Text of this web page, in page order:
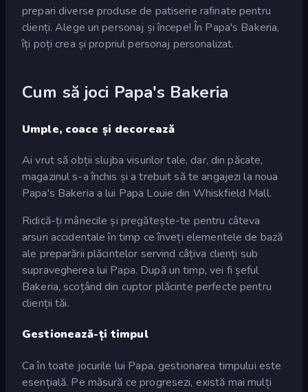
prepari diverse produse de patiserie rafinate pentru
clienți. Alege un personaj și începe! În Papa's Bakeria,
îți poți crea și propriul personaj personalizat.
Cum să joci Papa's Bakeria
Umple, coace și decorează
Ai vrut să obții slujba visurilor tale, dar, din păcate,
magazinul s-a închis și a trebuit să te angajezi la noua
Papa's Bakeria a lui Papa Louie din Whiskfield Mall.
Ridică-ți mânecile și pregătește-te pentru câteva
arsuri accidentale în timp ce înveți elementele de bază
ale preparării plăcintelor servind câțiva clienți sub
supravegherea lui Papa. După un timp, vei fi șeful
Bakeria, scoțând din cuptor plăcinte perfecte pentru
clienții tăi.
Gestionează-ți timpul
Ca în toate jocurile lui Papa, gestionarea timpului este
esențială. Pe măsură ce progresezi, există mai mulți